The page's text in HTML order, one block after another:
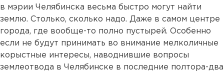
в мэрии Челябинска весьма быстро могут найти
землю. Столько, сколько надо. Даже в самом центре
города, где вообще-то полно пустырей. Особенно
если не будут принимать во внимание мелколичные
корыстные интересы, наводнившие вопросы
землеотвода в Челябинске в последние полтора-два